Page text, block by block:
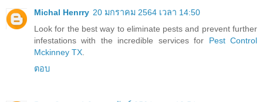
Michal Henrry 20 มกราคม 2564 เวลา 14:50
Look for the best way to eliminate pests and prevent further
infestations with the incredible services for Pest Control
Mckinney TX.
ตอบ